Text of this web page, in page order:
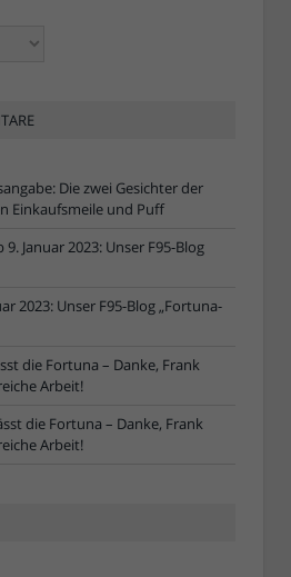
Die zwei Gesichter der
Einkaufsmeile und Puff
9. Januar 2023: Unser F95-Blog
2023: Unser F95-Blog „Fortuna-
die Fortuna – Danke, Frank
Arbeit!
die Fortuna – Danke, Frank
Arbeit!